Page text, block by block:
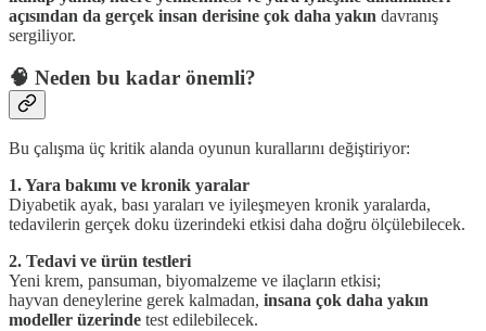
açısından da gerçek insan derisine çok daha yakın davranış
sergiliyor.
🧠 Neden bu kadar önemli?
Bu çalışma üç kritik alanda oyunun kurallarını değiştiriyor:
1. Yara bakımı ve kronik yaralar
Diyabetik ayak, bası yaraları ve iyileşmeyen kronik yaralarda,
tedavilerin gerçek doku üzerindeki etkisi daha doğru ölçülebilecek.
2. Tedavi ve ürün testleri
Yeni krem, pansuman, biyomalzeme ve ilaçların etkisi;
hayvan deneylerine gerek kalmadan, insana çok daha yakın
modeller üzerinde test edilebilecek.